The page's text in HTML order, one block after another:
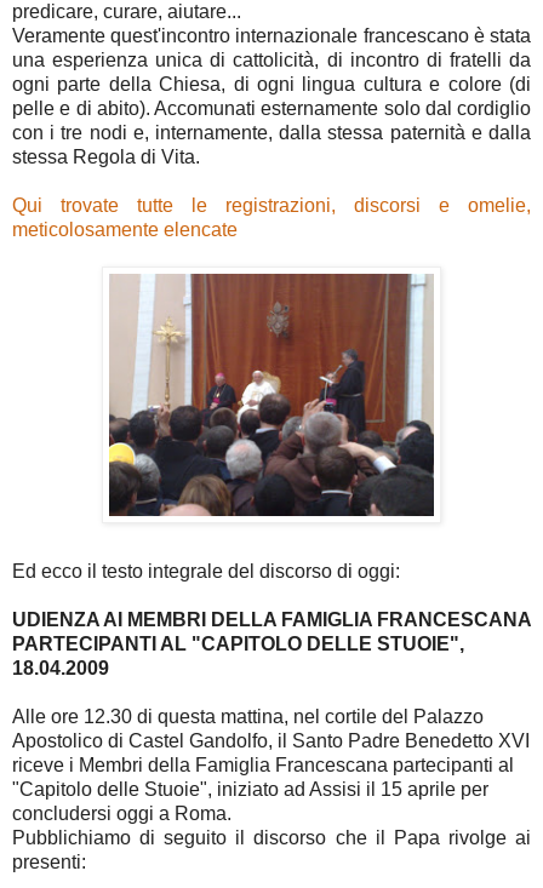
predicare, curare, aiutare...
Veramente quest'incontro internazionale francescano è stata
una esperienza unica di cattolicità, di incontro di fratelli da
ogni parte della Chiesa, di ogni lingua cultura e colore (di
pelle e di abito). Accomunati esternamente solo dal cordiglio
con i tre nodi e, internamente, dalla stessa paternità e dalla
stessa Regola di Vita.
Qui trovate tutte le registrazioni, discorsi e omelie,
meticolosamente elencate
Ed ecco il testo integrale del discorso di oggi:
UDIENZA AI MEMBRI DELLA FAMIGLIA FRANCESCANA
PARTECIPANTI AL "CAPITOLO DELLE STUOIE",
18.04.2009
Alle ore 12.30 di questa mattina, nel cortile del Palazzo
Apostolico di Castel Gandolfo, il Santo Padre Benedetto XVI
riceve i Membri della Famiglia Francescana partecipanti al
"Capitolo delle Stuoie", iniziato ad Assisi il 15 aprile per
concludersi oggi a Roma.
Pubblichiamo di seguito il discorso che il Papa rivolge ai
presenti: